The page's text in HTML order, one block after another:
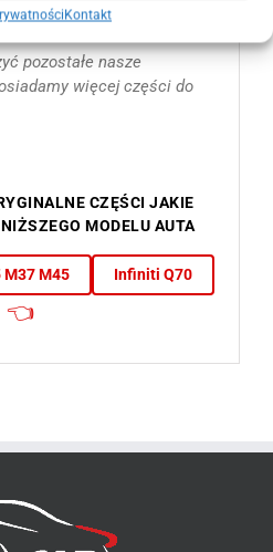
Kontakt
na pozostałych naszych
pozostałe nasze
więcej części do
CZĘŚCI JAKIE
MODELU AUTA
M45 Infiniti Q70
👈